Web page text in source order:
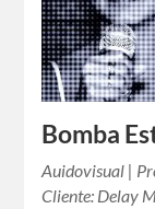
Bomba
Auidovisual |
Cliente: Delay